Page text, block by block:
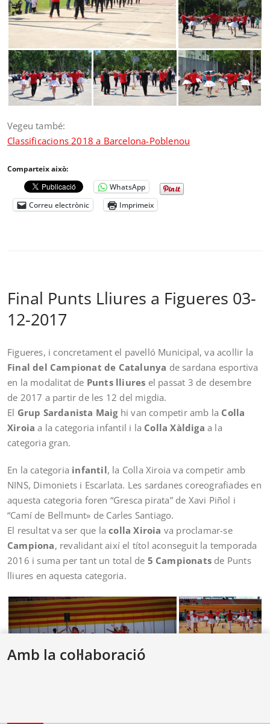
Vegeu també:
Classificacions 2018 a Barcelona-Poblenou
Comparteix això:
WhatsApp
Correu electrònic
Imprimeix
Final Punts Lliures a Figueres 03-
12-2017
Figueres, i concretament el pavelló Municipal, va acollir la
Final del Campionat de Catalunya de sardana esportiva
en la modalitat de Punts lliures el passat 3 de desembre
de 2017 a partir de les 12 del migdia.
El Grup Sardanista Maighi van competir amb la Colla
Xiroia a la categoria infantil i la Colla Xàldiga a la
categoria gran.
En la categoria infantil, la Colla Xiroia va competir amb
NINS, Dimoniets i Escarlata. Les sardanes coreografiades en
aquesta categoria foren “Gresca pirata” de Xavi Piñol i
“Camí de Bellmunt» de Carles Santiago.
El resultat va ser que lacolla Xiroia va proclamar-se
Campiona, revalidant així el títol aconseguit la temporada
2016 i suma per tant un total de 5 Campionats de Punts
lliures en aquesta categoria.
Amb la col·laboració